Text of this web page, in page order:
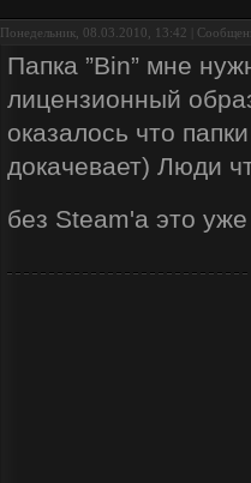
Понедельник, 08.03.2010, 13:42 |
Папка ”Bin” мне
лицензионный
оказалось что
докачевает) Люди
без Steam'а это